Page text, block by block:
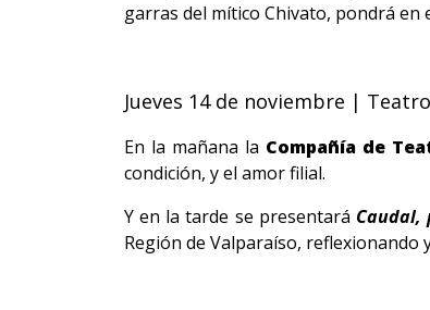
garras del mítico Chivato, pondrá en
Jueves 14 de noviembre |
En la mañana la Compañía de
condición, y el amor filial.
Y en la tarde se presentará Caudal,
Región de Valparaíso, reflexionando